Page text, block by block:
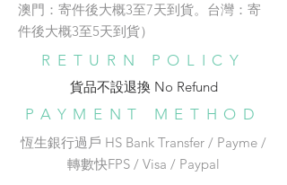
Address:
️⛩️銅鑼灣東角Laforet 1 樓137號舖
🚇地鐵銅鑼灣 E 出口步行約 1 分鐘
Phone: 852-96542526
OPENING HOURS
澳門：寄件後大概3至7天到貨。台灣：寄
件後大概3至5天到貨）
RETURN POLICY
貨品不設退換 No Refund​
PAYMENT METHOD
恆生銀行過戶 HS Bank Transfer / Payme /
轉數快FPS / Visa / Paypal